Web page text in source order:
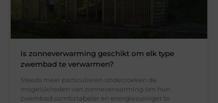
Is zonneverwarming geschikt om elk type
zwembad te verwarmen?
Steeds meer particulieren onderzoeken de
mogelijkheden van zonneverwarming om hun
zwembad comfortabeler en energiezuiniger te